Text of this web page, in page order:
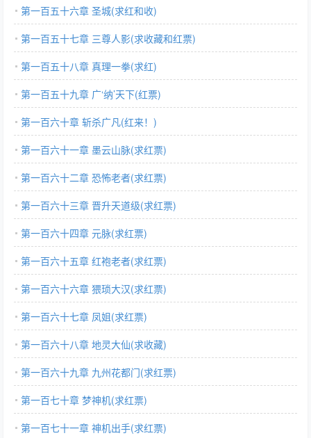
第一百五十六章 圣城(求红和收)
第一百五十七章 三尊人影(求收藏和红票)
第一百五十八章 真理一拳(求红)
第一百五十九章 广‘纳’天下(红票)
第一百六十章 斩杀广凡(红来！)
第一百六十一章 墨云山脉(求红票)
第一百六十二章 恐怖老者(求红票)
第一百六十三章 晋升天道级(求红票)
第一百六十四章 元脉(求红票)
第一百六十五章 红袍老者(求红票)
第一百六十六章 猥琐大汉(求红票)
第一百六十七章 凤姐(求红票)
第一百六十八章 地灵大仙(求收藏)
第一百六十九章 九州花都门(求红票)
第一百七十章 梦神机(求红票)
第一百七十一章 神机出手(求红票)